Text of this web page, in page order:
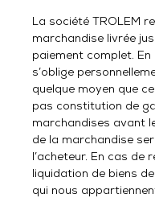
La société TROLEM
marchandise livrée
paiement complet. En
s’oblige
quelque moyen que
pas constitution de
marchandises avant
de la marchandise
l’acheteur. En cas de
liquidation de biens
qui nous